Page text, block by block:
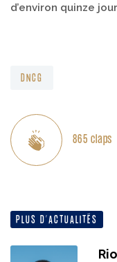
d’environ quinze
DNCG
865 claps
PLUS D’ACTUALITÉS